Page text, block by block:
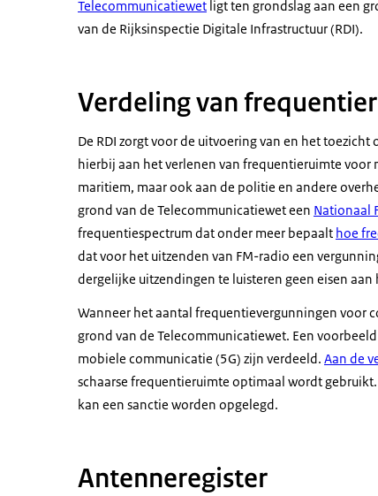
Telecommunicatiewet ligt ten grondslag aan een
van de Rijksinspectie Digitale Infrastructuur (RDI).
Verdeling van
De RDI zorgt voor de uitvoering van en het
hierbij aan het verlenen van frequentieruimte
maritiem, maar ook aan de politie en andere
grond van de Telecommunicatiewet een Nationaal
frequentiespectrum dat onder meer bepaalt hoe
dat voor het uitzenden van FM-radio een
dergelijke uitzendingen te luisteren geen eisen
Wanneer het aantal frequentievergunningen voor
grond van de Telecommunicatiewet. Een
mobiele communicatie (5G) zijn verdeeld. Aan de
schaarse frequentieruimte optimaal wordt
kan een sanctie worden opgelegd.
Antenneregister